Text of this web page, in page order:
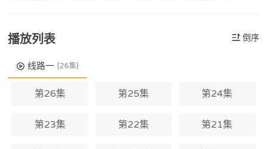
播放列表 倒序
线路一 (26集)
第26集 第25集 第24集
第23集 第22集 第21集